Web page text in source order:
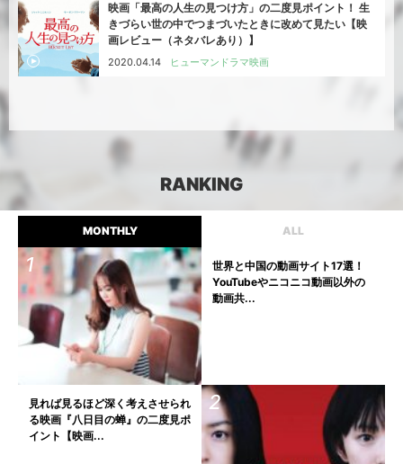
映画「最高の人生の見つけ方」の二度見ポイント！ 生
きづらい世の中でつまづいたときに改めて見たい【映
画レビュー（ネタバレあり）】
2020.04.14 ヒューマンドラマ映画
RANKING
MONTHLY ALL
世界と中国の動画サイト17選！
YouTubeやニコニコ動画以外の
動画共...
見れば見るほど深く考えさせられ
る映画『八日目の蝉』の二度見ポ
イント【映画...